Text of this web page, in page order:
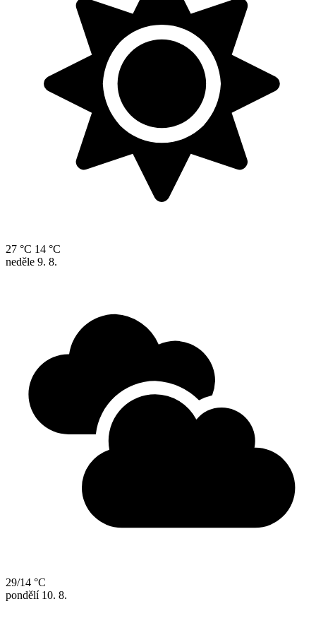
27 °C 14 °C
neděle 9. 8.
29/14 °C
pondělí 10. 8.